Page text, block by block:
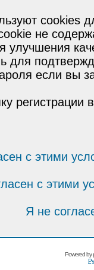
cookies
не
улучшения
для
если вы
регистрации
с этими
с этими
Я не
Powered by